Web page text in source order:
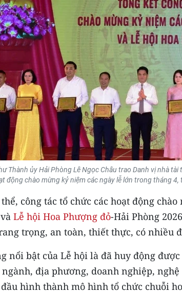
Thành ủy Hải Phòng Lê Ngọc Châu trao Danh vị nhà
động chào mừng kỷ niệm các ngày lễ lớn trong tháng
công tác tổ chức các hoạt động
Lễ hội Hoa Phượng đỏ-Hải Phòng
trọng, an toàn, thiết thực, có nhiều
nổi bật của Lễ hội là đã huy động
ngành, địa phương, doanh nghiệp,
hình thành mô hình tổ chức chuỗi